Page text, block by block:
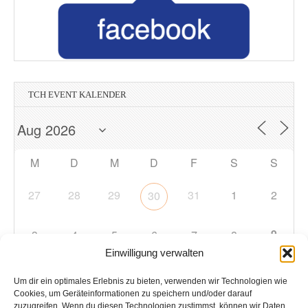
Einwilligung verwalten
Um dir ein optimales Erlebnis zu bieten, verwenden wir Technologien wie
Cookies, um Geräteinformationen zu speichern und/oder darauf
zuzugreifen. Wenn du diesen Technologien zustimmst, können wir Daten
TCH EVENT KALENDER
M D M D F S S
27 28 29 30 31 1 2
3 4 5 6 7 8 9
10 11 12 13 14 15